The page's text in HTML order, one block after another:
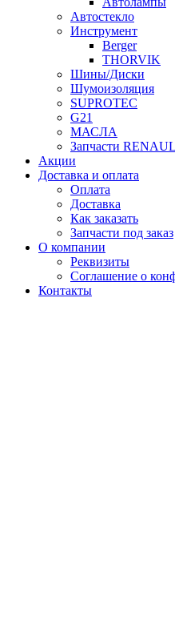
Автостекло
Инструмент
Berger
THORVIK
Шины/Диски
Шумоизоляция
SUPROTEC
G21
МАСЛА
Запчасти
Акции
Доставка и оплата
Оплата
Доставка
Как заказать
Запчасти под заказ
О компании
Реквизиты
Соглашение о
Контакты